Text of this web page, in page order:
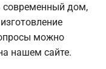
современный дом,
можно
нашем сайте.